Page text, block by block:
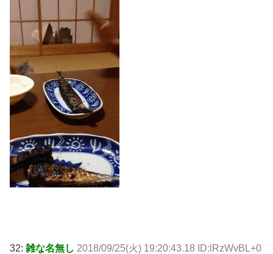
32: 雑な名無し 2018/09/25(火) 19:20:43.18 ID:lRzWvBL+0